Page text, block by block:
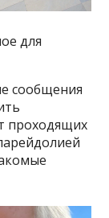
для
сообщения
проходящих